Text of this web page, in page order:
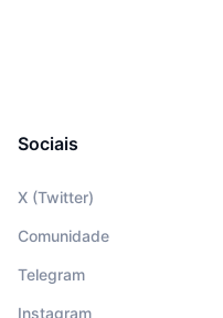
Sociais
X (Twitter)
Comunidade
Telegram
Instagram